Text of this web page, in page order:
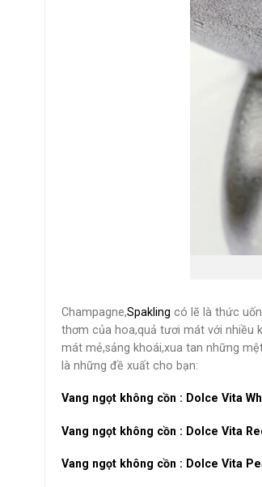
Champagne,Spakling có lẽ là thức
thơm của hoa,quả tươi mát với nhiều
mát mẻ,sảng khoái,xua tan những
là những đề xuất cho bạn:
Vang ngọt không cồn : Dolce Vita
Vang ngọt không cồn : Dolce Vita
Vang ngọt không cồn : Dolce Vita